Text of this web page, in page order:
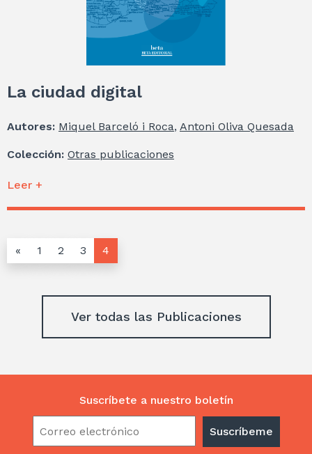
La ciudad digital
Autores: Miquel Barceló i Roca, Antoni Oliva Quesada
Colección: Otras publicaciones
Leer +
« 1 2 3 4
Ver todas las Publicaciones
Suscríbete a nuestro boletín